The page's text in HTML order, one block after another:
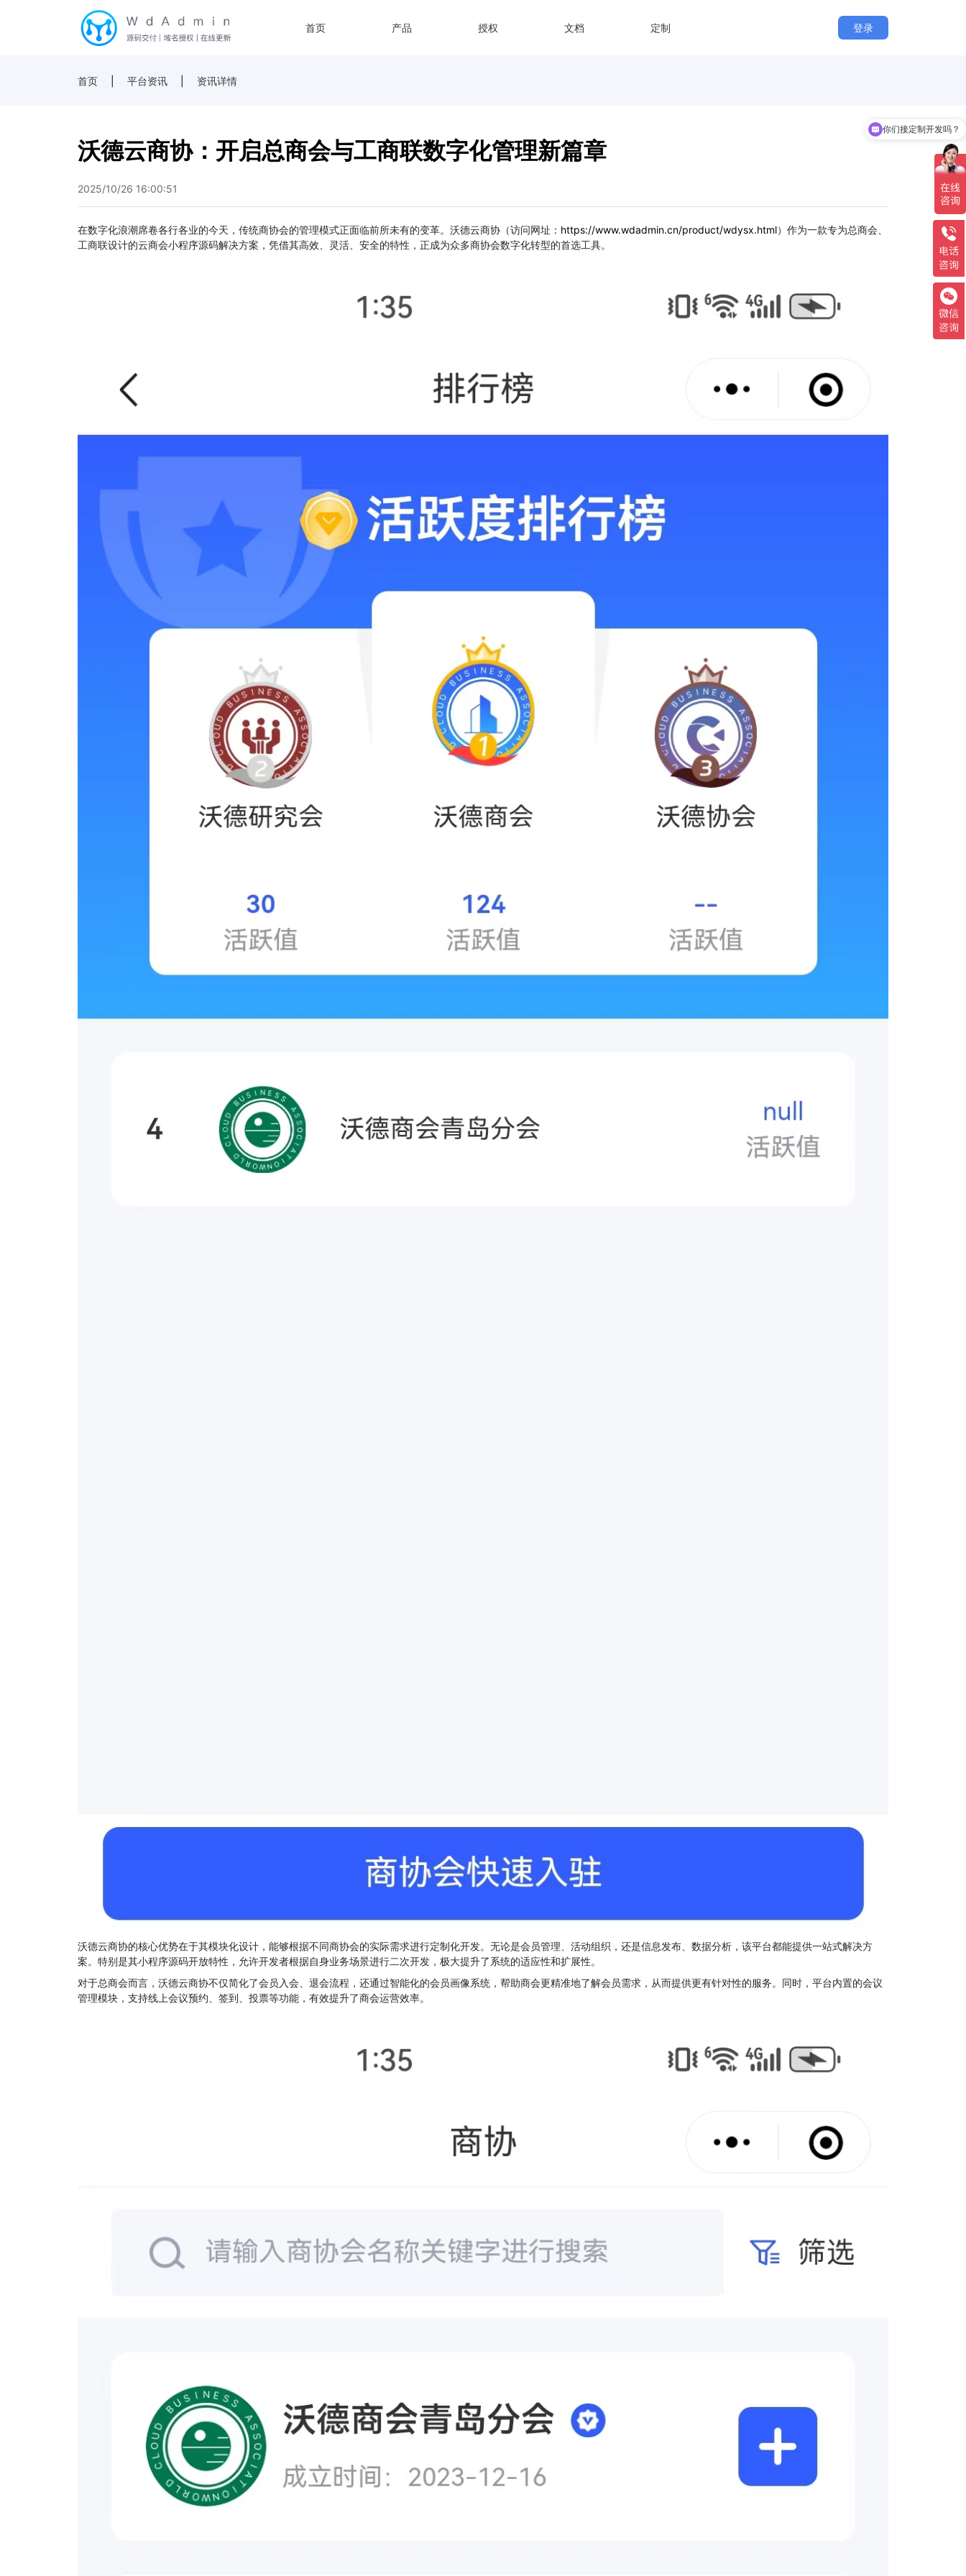
首页 产品 授权 文档 定制 登录
首页 平台资讯 资讯详情
沃德云商协：开启总商会与工商联数字化管理新篇章
2025/10/26 16:00:51
在数字化浪潮席卷各行各业的今天，传统商协会的管理模式正面临前所未有的变革。沃德云商协（访问网址： https://www.wdadmin.cn/product/wdysx.html）作为一款专为总商会、
工商联设计的云商会小程序源码解决方案，凭借其高效、灵活、安全的特性，正成为众多商协会数字化转型的首选工具。
沃德云商协的核心优势在于其模块化设计，能够根据不同商协会的实际需求进行定制化开发。无论是会员管理、活动组织，还是信息发布、数据分析，该平台都能提供一站式解决方
案。特别是其小程序源码开放特性，允许开发者根据自身业务场景进行二次开发，极大提升了系统的适应性和扩展性。
对于总商会而言，沃德云商协不仅简化了会员入会、退会流程，还通过智能化的会员画像系统，帮助商会更精准地了解会员需求，从而提供更有针对性的服务。同时，平台内置的会议
管理模块，支持线上会议预约、签到、投票等功能，有效提升了商会运营效率。
你们接定制开发吗？